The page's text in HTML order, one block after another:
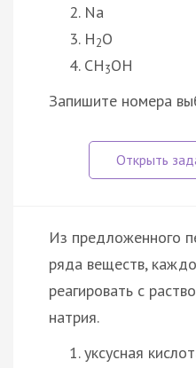
Na
H2O
CH3OH
Запишите номера
Из предложенного
ряда веществ,
реагировать с
натрия.
уксусная